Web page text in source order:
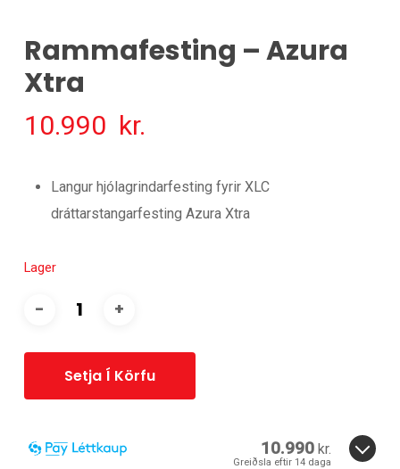
Rammafesting – Azura
Xtra
10.990 kr.
Langur hjólagrindarfesting fyrir XLC
dráttarstangarfesting Azura Xtra
Lager
Setja Í Körfu
10.990 kr.
Greiðsla eftir 14 daga